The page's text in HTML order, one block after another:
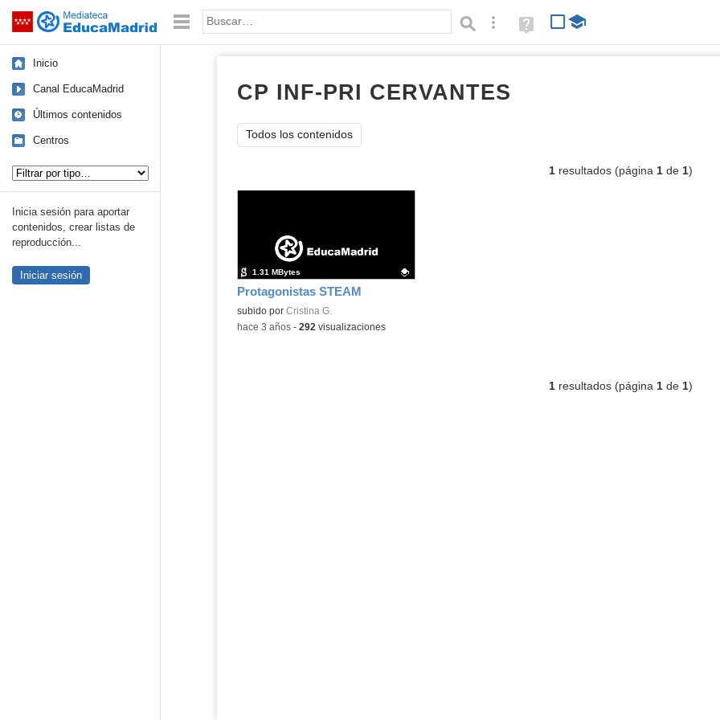
Saltar navegación Palabra o frase: Búsqueda avanzada
Ayuda
(en
Inicio
Canal EducaMadrid
Últimos contenidos
Centros
Inicia sesión para aportar
contenidos, crear listas de
reproducción...
Iniciar sesión
CP INF-PRI CERVANTES
Todos los contenidos
1resultados (página 1de 1)
Protagonistas STEAM
Contenido educativo.
subido por Cristina G.
1.31 MBytes
-hace 3 años- 292 visualizaciones
1resultados (página 1de 1)